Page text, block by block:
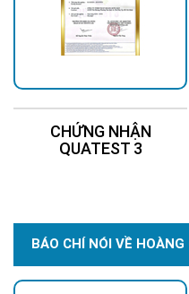
CHỨNG NHẬN
QUATEST 3
BÁO CHÍ NÓI VỀ HOÀNG